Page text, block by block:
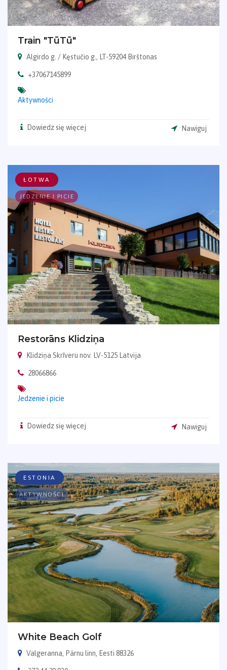
Train "TūTū"
Algirdo g. / Kęstučio g., LT-59204 Birštonas
+37067145899
Aktywności
Dowiedz się więcej Nawiguj
ŁOTWA
JEDZENIE I PICIE
Restorāns Klidziņa
Klidziņa Skrīveru nov. LV-5125 Latvija
28066866
Jedzenie i picie
Dowiedz się więcej Nawiguj
ESTONIA
AKTYWNOŚCI
White Beach Golf
Valgeranna, Pärnu linn, Eesti 88326